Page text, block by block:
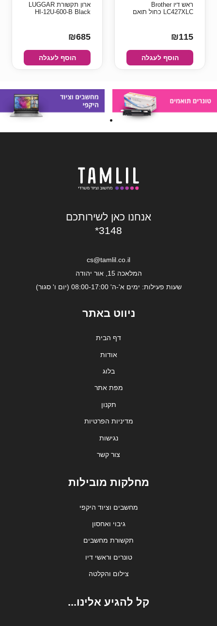
ראש דיו Brother
LC427XLC כחול תואם
₪115
הוסף לעגלה
ארון תקשורת LUGGAR
HI-12U-600-B Black
₪685
הוסף לעגלה
אנחנו כאן לשירותכם
*3148
cs@tamlil.co.il
המלאכה 15, אור יהודה
שעות פעילות: ימים א'-ה' 08:00-17:00 (יום ו' סגור)
ניווט באתר
דף הבית
אודות
בלוג
מפת אתר
תקנון
מדיניות הפרטיות
נגישות
צור קשר
מחלקות מובילות
מחשבים וציוד היקפי
גיבוי ואחסון
תקשורת מחשבים
טונרים וראשי דיו
צילום והקלטה
קל להגיע אלינו...